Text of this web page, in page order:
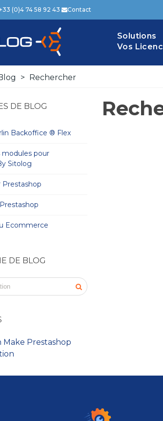
(0)4 74 58 92 43 Contact
Solutions
Vos
> Rechercher
DE BLOG
Backoffice ® Flex
pour
Sitolog
Prestashop
Ecommerce
DE BLOG
Make Prestashop